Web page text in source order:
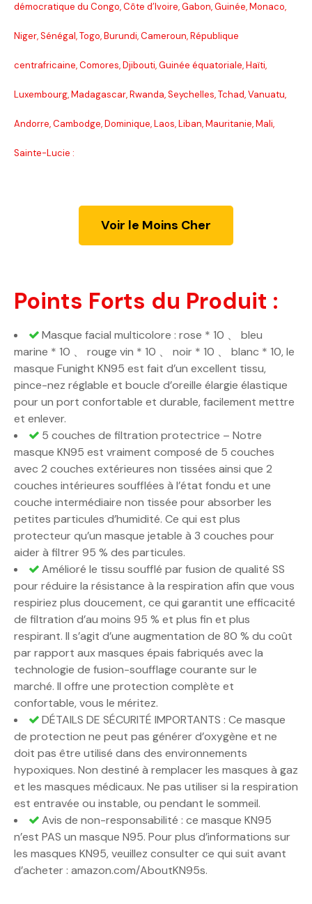
démocratique du Congo, Côte d’Ivoire, Gabon, Guinée, Monaco,
Niger, Sénégal, Togo, Burundi, Cameroun, République
centrafricaine, Comores, Djibouti, Guinée équatoriale, Haïti,
Luxembourg, Madagascar, Rwanda, Seychelles, Tchad, Vanuatu,
Andorre, Cambodge, Dominique, Laos, Liban, Mauritanie, Mali,
Sainte-Lucie :
Voir le Moins Cher
Points Forts du Produit :
Masque facial multicolore : rose * 10 、 bleu
marine * 10 、 rouge vin * 10 、 noir * 10 、 blanc * 10, le
masque Funight KN95 est fait d’un excellent tissu,
pince-nez réglable et boucle d’oreille élargie élastique
pour un port confortable et durable, facilement mettre
et enlever.
5 couches de filtration protectrice – Notre
masque KN95 est vraiment composé de 5 couches
avec 2 couches extérieures non tissées ainsi que 2
couches intérieures soufflées à l’état fondu et une
couche intermédiaire non tissée pour absorber les
petites particules d’humidité. Ce qui est plus
protecteur qu’un masque jetable à 3 couches pour
aider à filtrer 95 % des particules.
Amélioré le tissu soufflé par fusion de qualité SS
pour réduire la résistance à la respiration afin que vous
respiriez plus doucement, ce qui garantit une efficacité
de filtration d’au moins 95 % et plus fin et plus
respirant. Il s’agit d’une augmentation de 80 % du coût
par rapport aux masques épais fabriqués avec la
technologie de fusion-soufflage courante sur le
marché. Il offre une protection complète et
confortable, vous le méritez.
DÉTAILS DE SÉCURITÉ IMPORTANTS : Ce masque
de protection ne peut pas générer d’oxygène et ne
doit pas être utilisé dans des environnements
hypoxiques. Non destiné à remplacer les masques à gaz
et les masques médicaux. Ne pas utiliser si la respiration
est entravée ou instable, ou pendant le sommeil.
Avis de non-responsabilité : ce masque KN95
n’est PAS un masque N95. Pour plus d’informations sur
les masques KN95, veuillez consulter ce qui suit avant
d’acheter : amazon.com/AboutKN95s.